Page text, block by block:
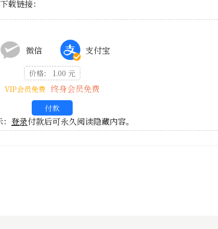
载链接：
微信 支付宝
价格： 1.00 元
VIP会员免费 终身会员免费
付款
登录付款后可永久阅读隐藏内容。